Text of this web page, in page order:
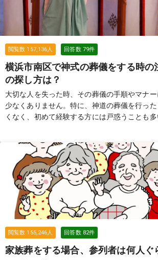
閲覧数 157,136人 回答数 79件
横浜市南区で神式の葬儀をする時の
の探し方は？
大切な人を失った時、その葬儀の手順やマナ
少なくありません。特に、神道の葬儀を行っ
くなく、初めて経験する方には戸惑うことも多いで
問では、神式の葬儀の特徴や手順、マナーに
閲覧数 155,246人 回答数 82件
家族葬をする場合、参列者は何人ぐ